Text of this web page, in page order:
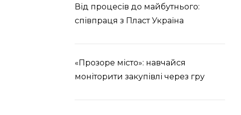
Від процесів до майбутнього:
співпраця з Пласт Україна
«Прозоре місто»: навчайся
моніторити закупівлі через гру